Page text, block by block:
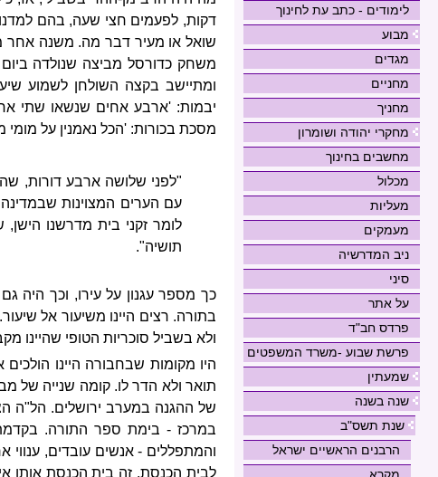
לימודים - כתב עת לחינוך
מבוע
מגדים
מחניים
מחניך
מחקרי יהודה ושומרון
מחשבים בחינוך
מכלול
מעליות
מעמקים
ניב המדרשיה
סיני
על אתר
פרדס חב"ד
פרשת שבוע -משרד המשפטים
שמעתין
שנה בשנה
שנת תשס"ב
הרבנים הראשיים ישראל
דקות, לפעמים חצי שעה, בהם
שואל או מעיר דבר מה. משנה אחר
משחק כדורסל מביצה שנולדה ביום
ומתיישב בקצה השולחן לשמוע
יבמות: 'ארבע אחים שנשאו שתי
מסכת בכורות: 'הכל נאמנין על מומי
"לפני שלושה ארבע דורות,
עם הערים המצוינות
לומר זקני בית מדרשנו
תושיה".
כך מספר עגנון על עירו, וכך היה
בתורה. רצים היינו משיעור אל
ולא בשביל סוכריות הטופי שהיינו
היו מקומות שבחבורה היינו
תואר ולא הדר לו. קומה שנייה של
של ההגנה במערב ירושלים. הל"ה
במרכז - בימת ספר התורה.
והמתפללים - אנשים עובדים, ענווי
לבית הכנסת. זה בית הכנסת אותו